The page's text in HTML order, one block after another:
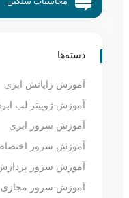
دسته‌ها
آموزش رایانش ابری
آموزش ژوپیتر لب
آموزش سرور ابری
آموزش سرور
آموزش سرور
آموزش سرور مجازی